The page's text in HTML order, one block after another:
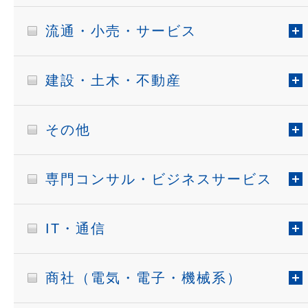
流通・小売・サービス
建設・土木・不動産
その他
専門コンサル・ビジネスサービス
IT・通信
商社（電気・電子・機械系）